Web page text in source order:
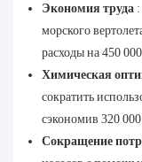
Экономия труда
морского
расходы на 450
Химическая
сократить
сэкономив 320
Сокращение